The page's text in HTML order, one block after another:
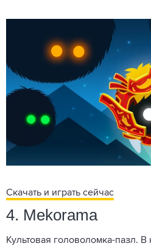
Скачать и играть сейчас
4. Mekorama
Культовая головоломка-пазл. В